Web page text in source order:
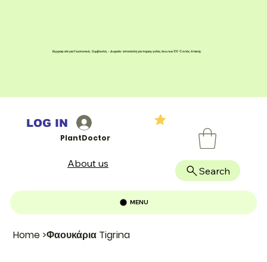
Home >Φαουκάρια Tigrina
Εγγραφείτε για Γεωπονικές Συμβουλές - Δωρεάν αποστολή για παραγγελίες άνω των 100 € εντός Αττικής
PlantDoctor
Search
MENU
LOG IN
About us